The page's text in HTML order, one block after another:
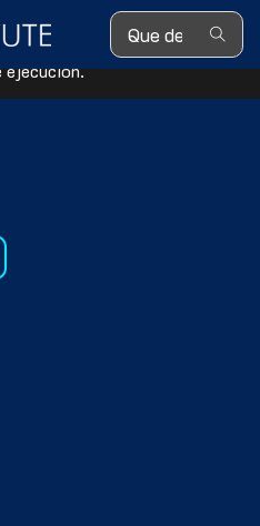
Search ...
ETL.
ejecución.